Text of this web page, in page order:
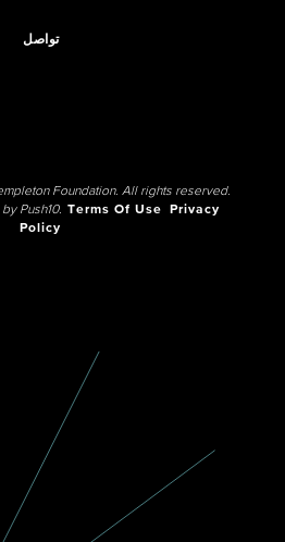
تواصل
Foundation. All rights reserved.
Push10. Terms Of Use
Privacy
Policy